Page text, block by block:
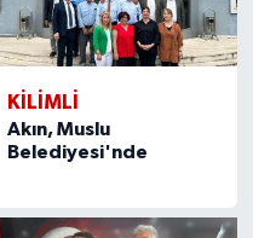
KILIMLI
Akın, Muslu
Belediyesi'nde